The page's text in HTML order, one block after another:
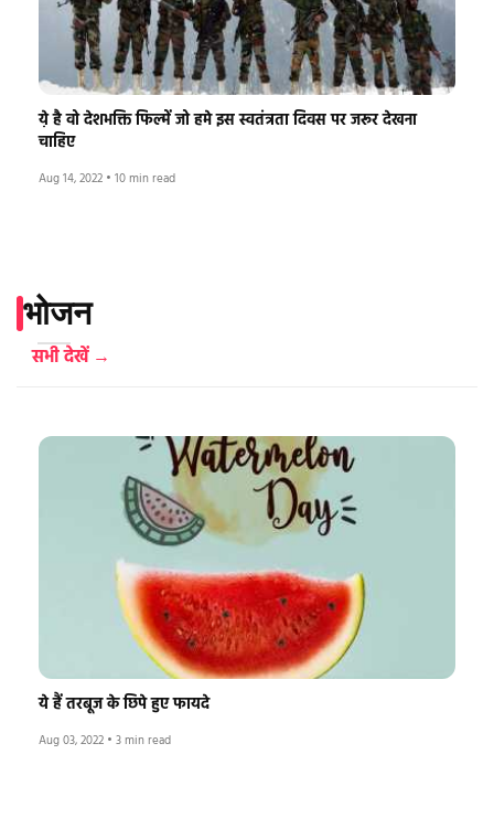
य़े है वो देशभक्ति फिल्में जो हमे इस स्वतंत्रता दिवस पर जरूर देखना
चाहिए
Aug 14, 2022 • 10 min read
भोजन
सभी देखें →
ये हैं तरबूज के छिपे हुए फायदे
Aug 03, 2022 • 3 min read